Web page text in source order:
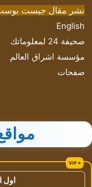
نشر مقال جيست
English
صحيفة 24 لمعلوماتك
مؤسسة اشراق العالم
صفحات
اول